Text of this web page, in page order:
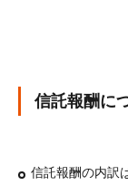
信託報酬に
信託報酬の内訳